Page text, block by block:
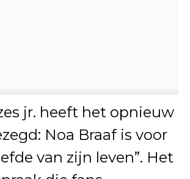
jr. heeft het opnieuw
Noa Braaf is voor
van zijn leven”. Het